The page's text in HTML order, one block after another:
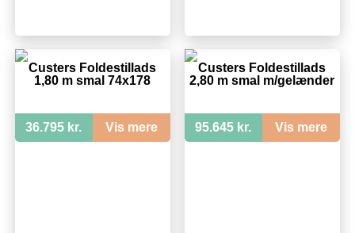
Custers Foldestillads
1,80 m smal 74x178
36.795 kr. Vis mere
Custers Foldestillads
2,80 m smal m/gelænder
95.645 kr. Vis mere